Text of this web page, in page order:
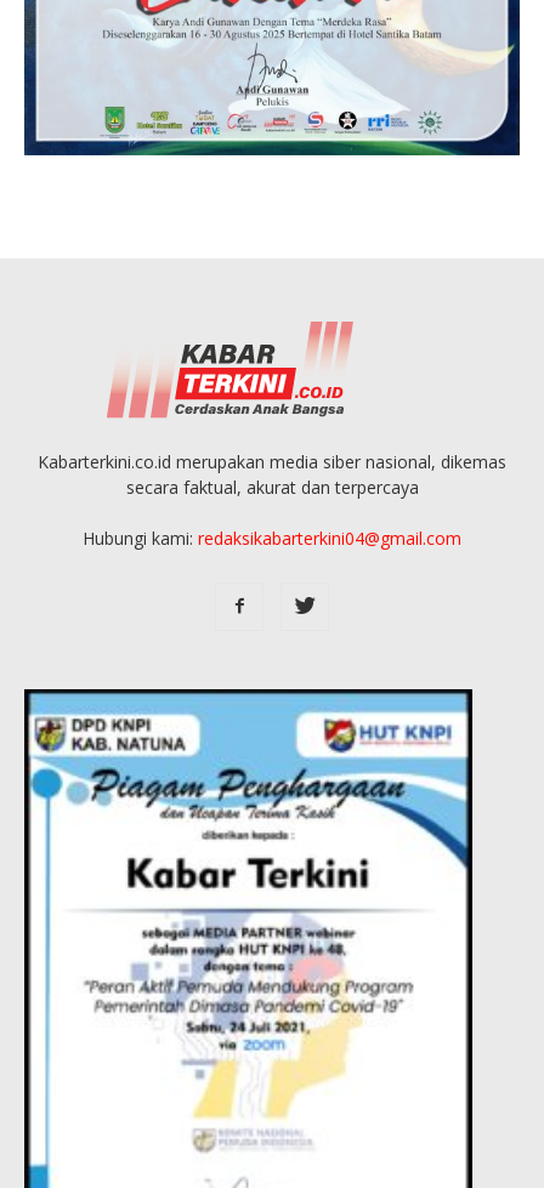
Kabarterkini.co.id merupakan media siber nasional, dikemas
secara faktual, akurat dan terpercaya
Hubungi kami: redaksikabarterkini04@gmail.com